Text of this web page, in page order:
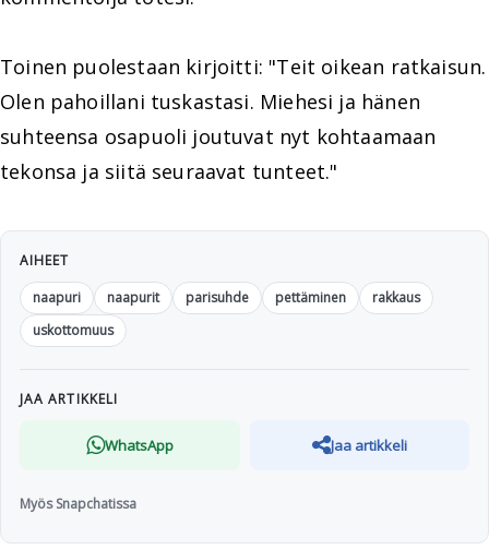
Toinen puolestaan kirjoitti: "Teit oikean ratkaisun.
Olen pahoillani tuskastasi. Miehesi ja hänen
suhteensa osapuoli joutuvat nyt kohtaamaan
tekonsa ja siitä seuraavat tunteet."
AIHEET
naapuri
naapurit parisuhde pettäminen
rakkaus
uskottomuus
JAA ARTIKKELI
WhatsApp Jaa artikkeli
Myös Snapchatissa